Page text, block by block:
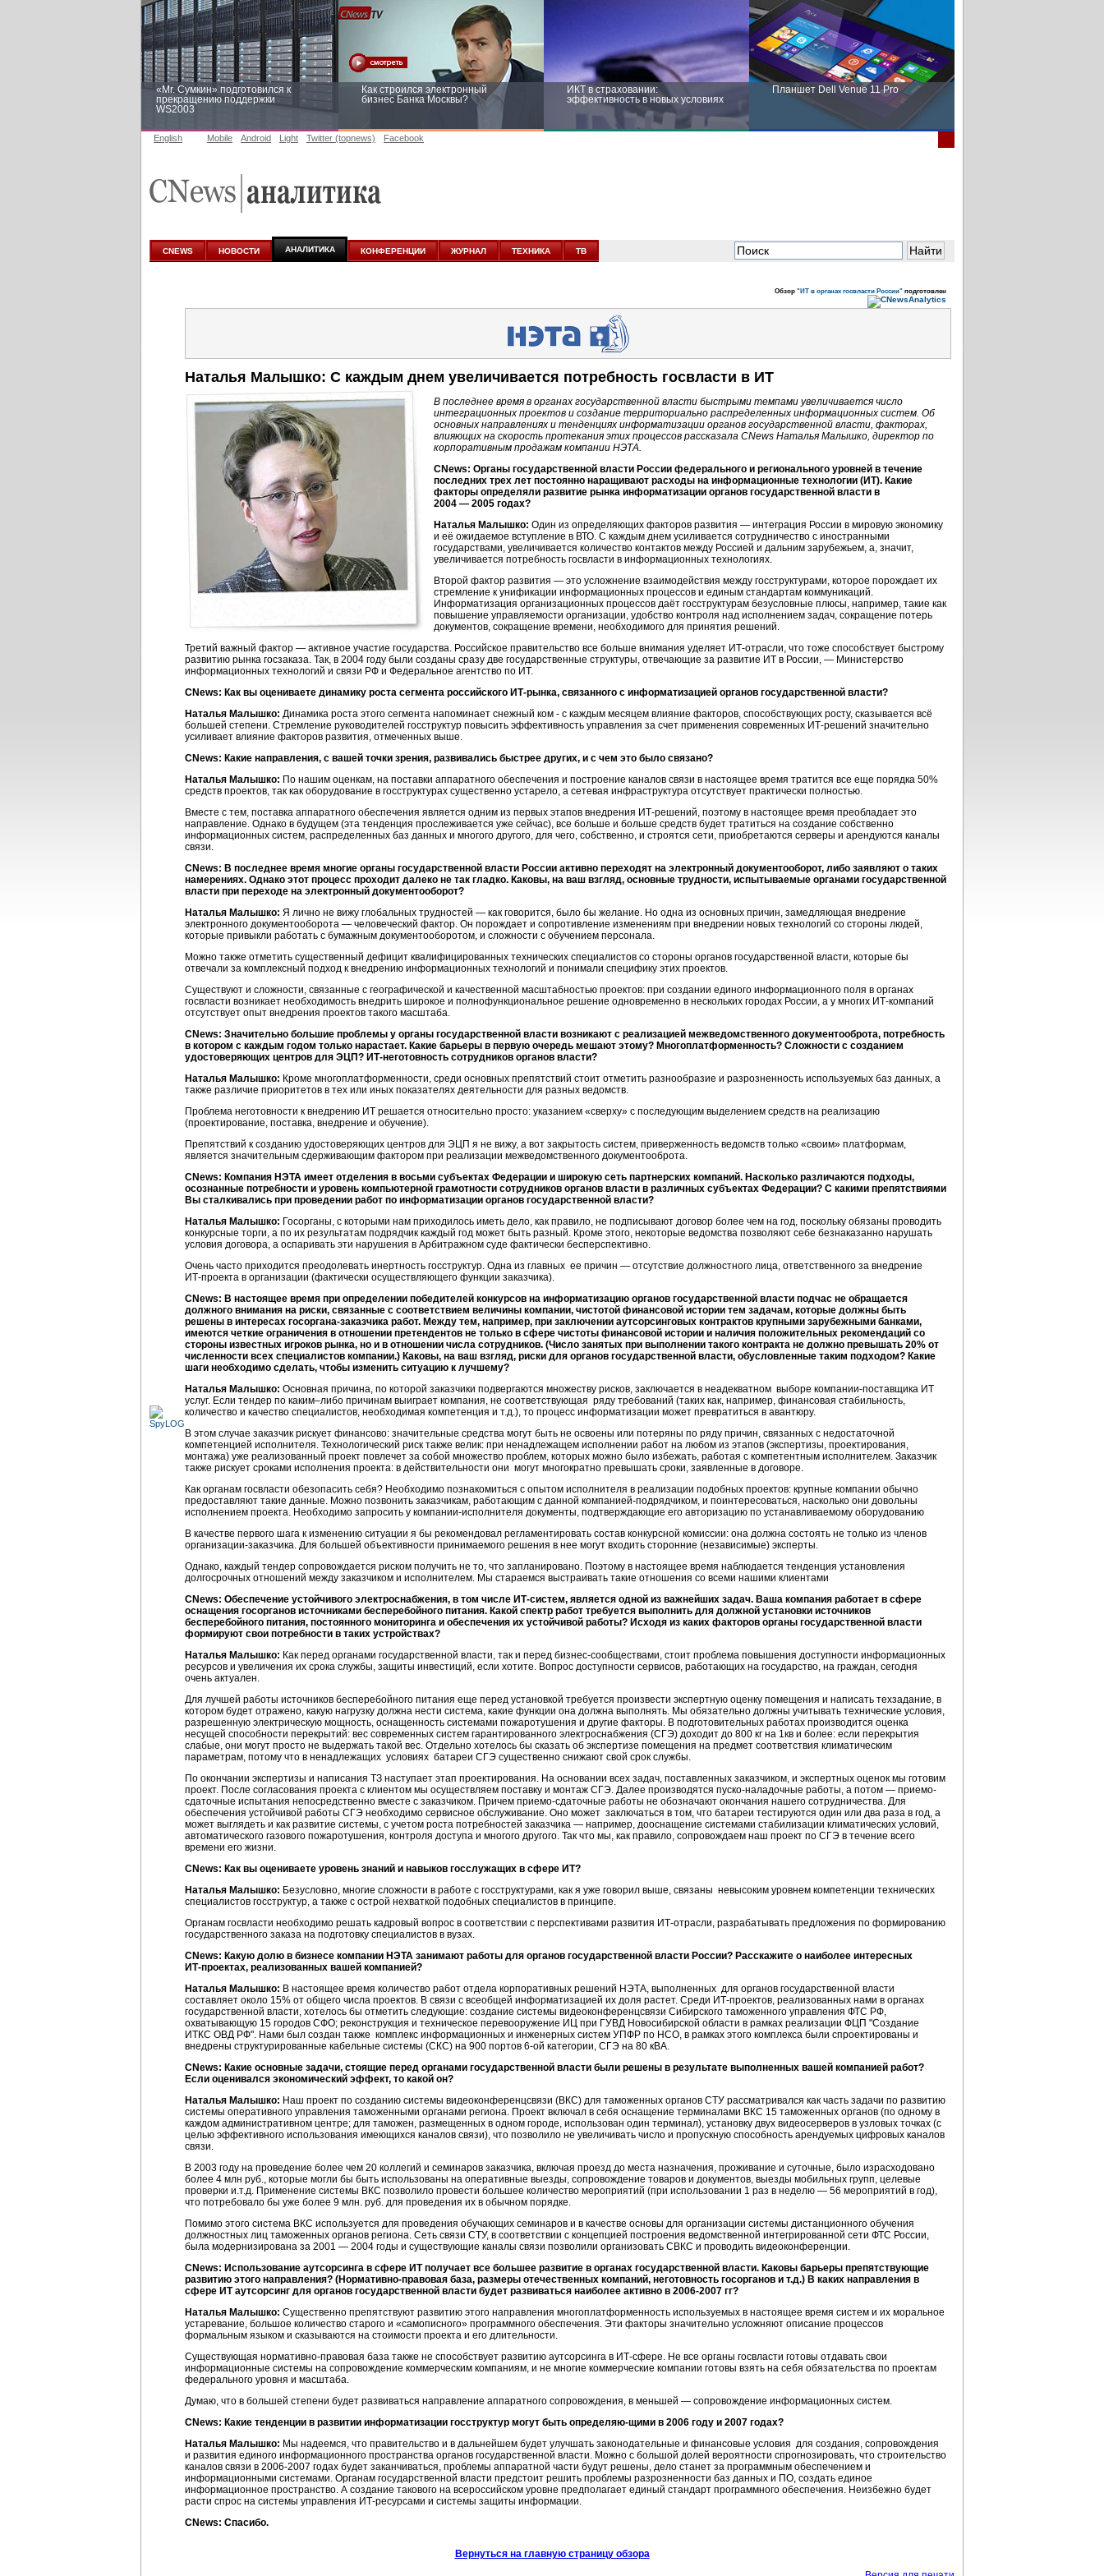
«Mr. Сумкин» подготовился к
прекращению поддержки
WS2003
Как строился электронный
бизнес Банка Москвы?
ИКТ в страховании:
эффективность в новых условиях
Планшет Dell Venue 11 Pro
аналитике
новых условиях
English Mobile Android Light Twitter (topnews) Facebook
CNEWS НОВОСТИ АНАЛИТИКА КОНФЕРЕНЦИИ ЖУРНАЛ ТЕХНИКА ТВ
Обзор "ИТ в органах госвласти России" подготовлен
Наталья Малышко: C каждым днем увеличивается потребность госвласти в ИТ
В последнее время в органах государственной власти быстрыми темпами увеличивается число
интеграционных проектов и создание территориально распределенных информационных систем. Об
основных направлениях и тенденциях информатизации органов государственной власти, факторах,
влияющих на скорость протекания этих процессов рассказала CNews Наталья Малышко, директор по
корпоративным продажам компании НЭТА.
CNews: Органы государственной власти России федерального и регионального уровней в течение
последних трех лет постоянно наращивают расходы на информационные технологии (ИТ). Какие
факторы определяли развитие рынка информатизации органов государственной власти в
2004 — 2005 годах?
Наталья Малышко: Один из определяющих факторов развития — интеграция России в мировую экономику
и её ожидаемое вступление в ВТО. C каждым днем усиливается сотрудничество с иностранными
государствами, увеличивается количество контактов между Россией и дальним зарубежьем, а, значит,
увеличивается потребность госвласти в информационных технологиях.
Второй фактор развития — это усложнение взаимодействия между госструктурами, которое порождает их
стремление к унификации информационных процессов и единым стандартам коммуникаций.
Информатизация организационных процессов даёт госструктурам безусловные плюсы, например, такие как
повышение управляемости организации, удобство контроля над исполнением задач, сокращение потерь
документов, сокращение времени, необходимого для принятия решений.
Третий важный фактор — активное участие государства. Российское правительство все больше внимания уделяет ИТ-отрасли, что тоже способствует быстрому
развитию рынка госзаказа. Так, в 2004 году были созданы сразу две государственные структуры, отвечающие за развитие ИТ в России, — Министерство
информационных технологий и связи РФ и Федеральное агентство по ИТ.
CNews: Как вы оцениваете динамику роста сегмента российского ИТ-рынка, связанного с информатизацией органов государственной власти?
Наталья Малышко: Динамика роста этого сегмента напоминает снежный ком - с каждым месяцем влияние факторов, способствующих росту, сказывается всё
большей степени. Стремление руководителей госструктур повысить эффективность управления за счет применения современных ИТ-решений значительно
усиливает влияние факторов развития, отмеченных выше.
CNews: Какие направления, с вашей точки зрения, развивались быстрее других, и с чем это было связано?
Наталья Малышко: По нашим оценкам, на поставки аппаратного обеспечения и построение каналов связи в настоящее время тратится все еще порядка 50%
средств проектов, так как оборудование в госструктурах существенно устарело, а сетевая инфраструктура отсутствует практически полностью.
Вместе с тем, поставка аппаратного обеспечения является одним из первых этапов внедрения ИТ-решений, поэтому в настоящее время преобладает это
направление. Однако в будущем (эта тенденция прослеживается уже сейчас), все больше и больше средств будет тратиться на создание собственно
информационных систем, распределенных баз данных и многого другого, для чего, собственно, и строятся сети, приобретаются серверы и арендуются каналы
связи.
CNews: В последнее время многие органы государственной власти России активно переходят на электронный документооборот, либо заявляют о таких
намерениях. Однако этот процесс проходит далеко не так гладко. Каковы, на ваш взгляд, основные трудности, испытываемые органами государственной
власти при переходе на электронный документооборот?
Наталья Малышко: Я лично не вижу глобальных трудностей — как говорится, было бы желание. Но одна из основных причин, замедляющая внедрение
электронного документооборота — человеческий фактор. Он порождает и сопротивление изменениям при внедрении новых технологий со стороны людей,
которые привыкли работать с бумажным документооборотом, и сложности с обучением персонала.
Можно также отметить существенный дефицит квалифицированных технических специалистов со стороны органов государственной власти, которые бы
отвечали за комплексный подход к внедрению информационных технологий и понимали специфику этих проектов.
Существуют и сложности, связанные с географической и качественной масштабностью проектов: при создании единого информационного поля в органах
госвласти возникает необходимость внедрить широкое и полнофункциональное решение одновременно в нескольких городах России, а у многих ИТ-компаний
отсутствует опыт внедрения проектов такого масштаба.
CNews: Значительно большие проблемы у органы государственной власти возникают с реализацией межведомственного документооброта, потребность
в котором с каждым годом только нарастает. Какие барьеры в первую очередь мешают этому? Многоплатформенность? Сложности с созданием
удостоверяющих центров для ЭЦП? ИТ-неготовность сотрудников органов власти?
Наталья Малышко: Кроме многоплатформенности, среди основных препятствий стоит отметить разнообразие и разрозненность используемых баз данных, а
также различие приоритетов в тех или иных показателях деятельности для разных ведомств.
Проблема неготовности к внедрению ИТ решается относительно просто: указанием «сверху» с последующим выделением средств на реализацию
(проектирование, поставка, внедрение и обучение).
Препятствий к созданию удостоверяющих центров для ЭЦП я не вижу, а вот закрытость систем, приверженность ведомств только «своим» платформам,
является значительным сдерживающим фактором при реализации межведомственного документооброта.
CNews: Компания НЭТА имеет отделения в восьми субъектах Федерации и широкую сеть партнерских компаний. Насколько различаются подходы,
осознанные потребности и уровень компьютерной грамотности сотрудников органов власти в различных субъектах Федерации? С какими препятствиями
Вы сталкивались при проведении работ по информатизации органов государственной власти?
Наталья Малышко: Госорганы, с которыми нам приходилось иметь дело, как правило, не подписывают договор более чем на год, поскольку обязаны проводить
конкурсные торги, а по их результатам подрядчик каждый год может быть разный. Кроме этого, некоторые ведомства позволяют себе безнаказанно нарушать
условия договора, а оспаривать эти нарушения в Арбитражном суде фактически бесперспективно.
Очень часто приходится преодолевать инертность госструктур. Одна из главных ее причин — отсутствие должностного лица, ответственного за внедрение
ИТ-проекта в организации (фактически осуществляющего функции заказчика).
CNews: В настоящее время при определении победителей конкурсов на информатизацию органов государственной власти подчас не обращается
должного внимания на риски, связанные с соответствием величины компании, чистотой финансовой истории тем задачам, которые должны быть
решены в интересах госоргана-заказчика работ. Между тем, например, при заключении аутсорсинговых контрактов крупными зарубежными банками,
имеются четкие ограничения в отношении претендентов не только в сфере чистоты финансовой истории и наличия положительных рекомендаций со
стороны известных игроков рынка, но и в отношении числа сотрудников. (Число занятых при выполнении такого контракта не должно превышать 20% от
численности всех специалистов компании.) Каковы, на ваш взгляд, риски для органов государственной власти, обусловленные таким подходом? Какие
шаги необходимо сделать, чтобы изменить ситуацию к лучшему?
Наталья Малышко: Основная причина, по которой заказчики подвергаются множеству рисков, заключается в неадекватном выборе компании-поставщика ИТ
услуг. Если тендер по каким–либо причинам выиграет компания, не соответствующая ряду требований (таких как, например, финансовая стабильность,
количество и качество специалистов, необходимая компетенция и т.д.), то процесс информатизации может превратиться в авантюру.
В этом случае заказчик рискует финансово: значительные средства могут быть не освоены или потеряны по ряду причин, связанных с недостаточной
компетенцией исполнителя. Технологический риск также велик: при ненадлежащем исполнении работ на любом из этапов (экспертизы, проектирования,
монтажа) уже реализованный проект повлечет за собой множество проблем, которых можно было избежать, работая с компетентным исполнителем. Заказчик
также рискует сроками исполнения проекта: в действительности они могут многократно превышать сроки, заявленные в договоре.
Как органам госвласти обезопасить себя? Необходимо познакомиться с опытом исполнителя в реализации подобных проектов: крупные компании обычно
предоставляют такие данные. Можно позвонить заказчикам, работающим с данной компанией-подрядчиком, и поинтересоваться, насколько они довольны
исполнением проекта. Необходимо запросить у компании-исполнителя документы, подтверждающие его авторизацию по устанавливаемому оборудованию
В качестве первого шага к изменению ситуации я бы рекомендовал регламентировать состав конкурсной комиссии: она должна состоять не только из членов
организации-заказчика. Для большей объективности принимаемого решения в нее могут входить сторонние (независимые) эксперты.
Однако, каждый тендер сопровождается риском получить не то, что запланировано. Поэтому в настоящее время наблюдается тенденция установления
долгосрочных отношений между заказчиком и исполнителем. Мы стараемся выстраивать такие отношения со всеми нашими клиентами
CNews: Обеспечение устойчивого электроснабжения, в том числе ИТ-систем, является одной из важнейших задач. Ваша компания работает в сфере
оснащения госорганов источниками бесперебойного питания. Какой спектр работ требуется выполнить для должной установки источников
бесперебойного питания, постоянного мониторинга и обеспечения их устойчивой работы? Исходя из каких факторов органы государственной власти
формируют свои потребности в таких устройствах?
Наталья Малышко: Как перед органами государственной власти, так и перед бизнес-сообществами, стоит проблема повышения доступности информационных
ресурсов и увеличения их срока службы, защиты инвестиций, если хотите. Вопрос доступности сервисов, работающих на государство, на граждан, сегодня
очень актуален.
Для лучшей работы источников бесперебойного питания еще перед установкой требуется произвести экспертную оценку помещения и написать техзадание, в
котором будет отражено, какую нагрузку должна нести система, какие функции она должна выполнять. Мы обязательно должны учитывать технические условия,
разрешенную электрическую мощность, оснащенность системами пожаротушения и другие факторы. В подготовительных работах производится оценка
несущей способности перекрытий: вес современных систем гарантированного электроснабжения (СГЭ) доходит до 800 кг на 1кв и более: если перекрытия
слабые, они могут просто не выдержать такой вес. Отдельно хотелось бы сказать об экспертизе помещения на предмет соответствия климатическим
параметрам, потому что в ненадлежащих условиях батареи СГЭ существенно снижают свой срок службы.
По окончании экспертизы и написания ТЗ наступает этап проектирования. На основании всех задач, поставленных заказчиком, и экспертных оценок мы готовим
проект. После согласования проекта с клиентом мы осуществляем поставку и монтаж СГЭ. Далее производятся пуско-наладочные работы, а потом — приемо-
сдаточные испытания непосредственно вместе с заказчиком. Причем приемо-сдаточные работы не обозначают окончания нашего сотрудничества. Для
обеспечения устойчивой работы СГЭ необходимо сервисное обслуживание. Оно может заключаться в том, что батареи тестируются один или два раза в год, а
может выглядеть и как развитие системы, с учетом роста потребностей заказчика — например, дооснащение системами стабилизации климатических условий,
автоматического газового пожаротушения, контроля доступа и многого другого. Так что мы, как правило, сопровождаем наш проект по СГЭ в течение всего
времени его жизни.
CNews: Как вы оцениваете уровень знаний и навыков госслужащих в сфере ИТ?
Наталья Малышко: Безусловно, многие сложности в работе с госструктурами, как я уже говорил выше, связаны невысоким уровнем компетенции технических
специалистов госструктур, а также с острой нехваткой подобных специалистов в принципе.
Органам госвласти необходимо решать кадровый вопрос в соответствии с перспективами развития ИТ-отрасли, разрабатывать предложения по формированию
государственного заказа на подготовку специалистов в вузах.
CNews: Какую долю в бизнесе компании НЭТА занимают работы для органов государственной власти России? Расскажите о наиболее интересных
ИТ-проектах, реализованных вашей компанией?
Наталья Малышко: В настоящее время количество работ отдела корпоративных решений НЭТА, выполненных для органов государственной власти
составляет около 15% от общего числа проектов. В связи с всеобщей информатизацией их доля растет. Среди ИТ-проектов, реализованных нами в органах
государственной власти, хотелось бы отметить следующие: создание системы видеоконференцсвязи Сибирского таможенного управления ФТС РФ,
охватывающую 15 городов СФО; реконструкция и техническое перевооружение ИЦ при ГУВД Новосибирской области в рамках реализации ФЦП "Создание
ИТКС ОВД РФ". Нами был создан также комплекс информационных и инженерных систем УПФР по НСО, в рамках этого комплекса были спроектированы и
внедрены структурированные кабельные системы (СКС) на 900 портов 6-ой категории, СГЭ на 80 кВА.
CNews: Какие основные задачи, стоящие перед органами государственной власти были решены в результате выполненных вашей компанией работ?
Если оценивался экономический эффект, то какой он?
Наталья Малышко: Наш проект по созданию системы видеоконференцсвязи (ВКС) для таможенных органов СТУ рассматривался как часть задачи по развитию
системы оперативного управления таможенными органами региона. Проект включал в себя оснащение терминалами ВКС 15 таможенных органов (по одному в
каждом административном центре; для таможен, размещенных в одном городе, использован один терминал), установку двух видеосерверов в узловых точках (с
целью эффективного использования имеющихся каналов связи), что позволило не увеличивать число и пропускную способность арендуемых цифровых каналов
связи.
В 2003 году на проведение более чем 20 коллегий и семинаров заказчика, включая проезд до места назначения, проживание и суточные, было израсходовано
более 4 млн руб., которые могли бы быть использованы на оперативные выезды, сопровождение товаров и документов, выезды мобильных групп, целевые
проверки и.т.д. Применение системы ВКС позволило провести большее количество мероприятий (при использовании 1 раз в неделю — 56 мероприятий в год),
что потребовало бы уже более 9 млн. руб. для проведения их в обычном порядке.
Помимо этого система ВКС используется для проведения обучающих семинаров и в качестве основы для организации системы дистанционного обучения
должностных лиц таможенных органов региона. Сеть связи СТУ, в соответствии с концепцией построения ведомственной интегрированной сети ФТС России,
была модернизирована за 2001 — 2004 годы и существующие каналы связи позволили организовать СВКС и проводить видеоконференции.
CNews: Использование аутсорсинга в сфере ИТ получает все большее развитие в органах государственной власти. Каковы барьеры препятствующие
развитию этого направления? (Нормативно-правовая база, размеры отечественных компаний, неготовность госорганов и т.д.) В каких направления в
сфере ИТ аутсорсинг для органов государственной власти будет развиваться наиболее активно в 2006-2007 гг?
Наталья Малышко: Существенно препятствуют развитию этого направления многоплатформенность используемых в настоящее время систем и их моральное
устаревание, большое количество старого и «самописного» программного обеспечения. Эти факторы значительно усложняют описание процессов
формальным языком и сказываются на стоимости проекта и его длительности.
Существующая нормативно-правовая база также не способствует развитию аутсорсинга в ИТ-сфере. Не все органы госвласти готовы отдавать свои
информационные системы на сопровождение коммерческим компаниям, и не многие коммерческие компании готовы взять на себя обязательства по проектам
федерального уровня и масштаба.
Думаю, что в большей степени будет развиваться направление аппаратного сопровождения, в меньшей — сопровождение информационных систем.
CNews: Какие тенденции в развитии информатизации госструктур могут быть определяю-щими в 2006 году и 2007 годах?
Наталья Малышко: Мы надеемся, что правительство и в дальнейшем будет улучшать законодательные и финансовые условия для создания, сопровождения
и развития единого информационного пространства органов государственной власти. Можно с большой долей вероятности спрогнозировать, что строительство
каналов связи в 2006-2007 годах будет заканчиваться, проблемы аппаратной части будут решены, дело станет за программным обеспечением и
информационными системами. Органам государственной власти предстоит решить проблемы разрозненности баз данных и ПО, создать единое
информационное пространство. А создание такового на всероссийском уровне предполагает единый стандарт программного обеспечения. Неизбежно будет
расти спрос на системы управления ИТ-ресурсами и системы защиты информации.
CNews: Спасибо.
Вернуться на главную страницу обзора